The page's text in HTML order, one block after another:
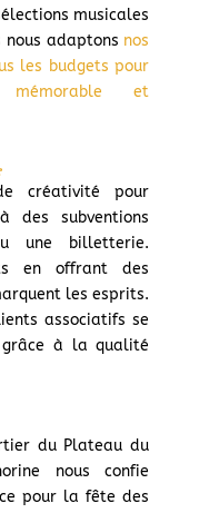
musicales
nous adaptons nos
les budgets pour
et
créativité pour
des subventions
une billetterie.
en offrant des
les esprits.
associatifs se
grâce à la qualité
du Plateau du
nous confie
pour la fête des